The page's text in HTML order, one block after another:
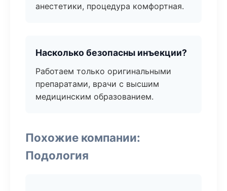
анестетики, процедура комфортная.
Насколько безопасны инъекции?
Работаем только оригинальными
препаратами, врачи с высшим
медицинским образованием.
Похожие компании:
Подология